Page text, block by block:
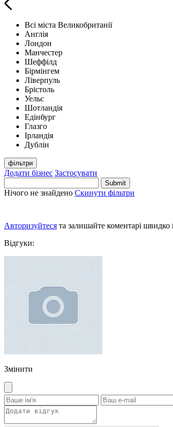
Всі міста Великобританії
Англія
Лондон
Манчестер
Шеффілд
Бірмінгем
Ліверпуль
Брістоль
Уельс
Шотландія
Едінбург
Глазго
Ірландія
Дублін
фільтри
Додати бізнес Застосувати
Нічого не знайдено Скинути фільтри
Авторизуйтеся та залишайте коментарі швидко
Відгуки:
Змінити